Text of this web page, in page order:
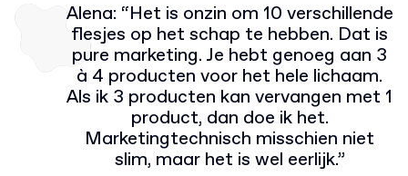
Alena: “Het is onzin om 10 verschillende
flesjes op het schap te hebben. Dat is
pure marketing. Je hebt genoeg aan 3
à 4 producten voor het hele lichaam.
Als ik 3 producten kan vervangen met 1
product, dan doe ik het.
Marketingtechnisch misschien niet
slim, maar het is wel eerlijk.”